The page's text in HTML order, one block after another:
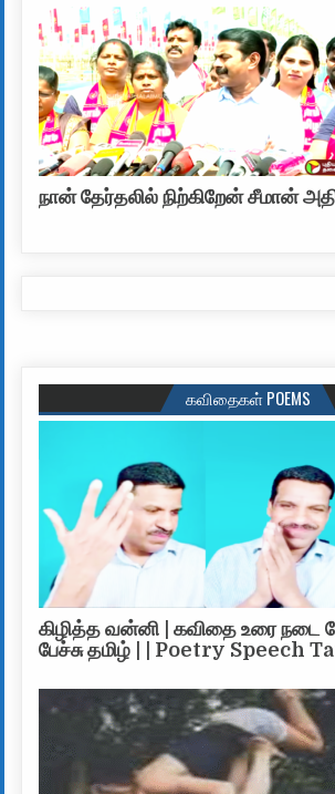
நான் தேர்தலில் நிற்கிறேன் சீமான்
கவிதைகள் POEMS
கிழித்த வன்னி | கவிதை உரை நடை
பேச்சு தமிழ் | | Poetry Speech